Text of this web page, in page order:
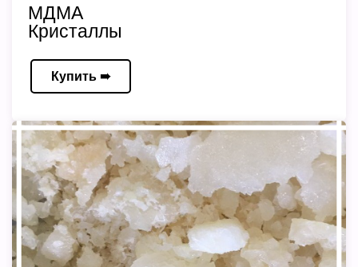
МДМА
Кристаллы
Купить ➠